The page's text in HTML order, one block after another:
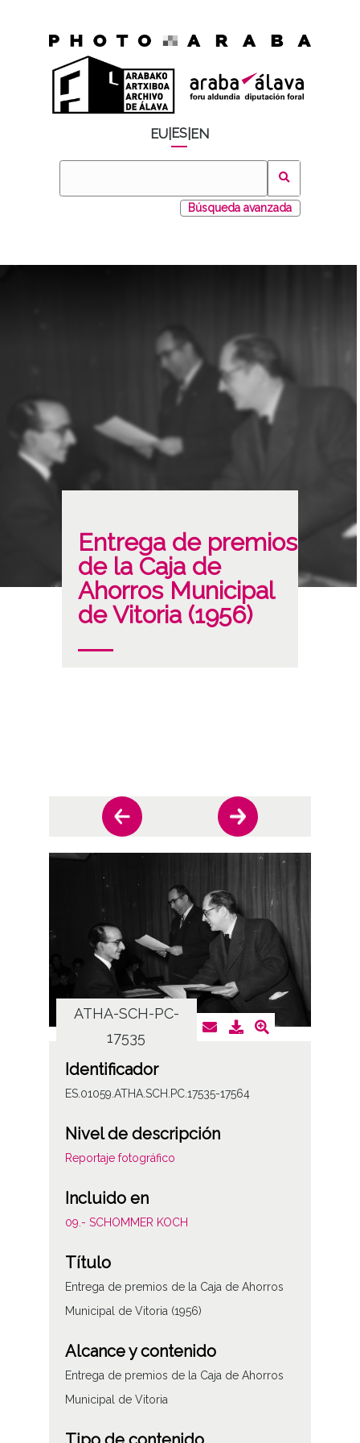
EU ES EN
Búsqueda avanzada
Entrega de premios
de la Caja de
Ahorros Municipal
de Vitoria (1956)
ATHA-SCH-PC-
17535
Identificador
ES.01059.ATHA.SCH.PC.17535-17564
Nivel de descripción
Reportaje fotográfico
Incluido en
09.- SCHOMMER KOCH
Título
Entrega de premios de la Caja de Ahorros
Municipal de Vitoria (1956)
Alcance y contenido
Entrega de premios de la Caja de Ahorros
Municipal de Vitoria